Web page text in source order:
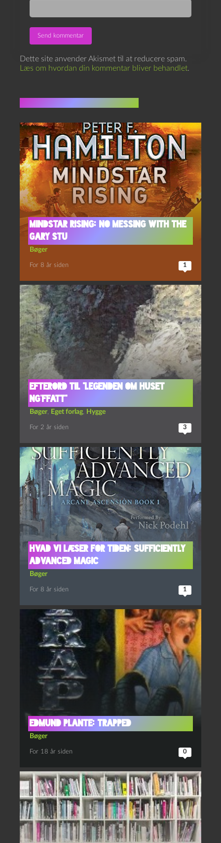
Dette site anvender Akismet til at reducere spam.
Læs om hvordan din kommentar bliver behandlet.
Mindstar rising: No messing with the
Gary Stu
Bøger
For 8 år siden 1
efterord til “Legenden om Huset
Ng’Ffatt”
Bøger, Eget forlag, Hygge
For 2 år siden 3
Hvad vi læser for tiden: Sufficiently
Advanced Magic
Bøger
For 8 år siden 1
Edmund Plante: Trapped
Bøger
For 18 år siden 0